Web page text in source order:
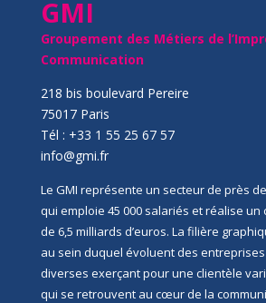
GMI
Groupement des Métiers de
Communication
218 bis boulevard Pereire
75017 Paris
Tél : +33 1 55 25 67 57
info@gmi.fr
Le GMI représente un secteur de près
qui emploie 45 000 salariés et réalise un
de 6,5 milliards d’euros. La filière
au sein duquel évoluent des entreprises
diverses exerçant pour une clientèle
qui se retrouvent au cœur de la